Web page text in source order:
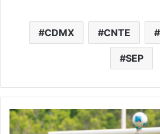
CDMX CNTE
SEP
Inician
Visorías